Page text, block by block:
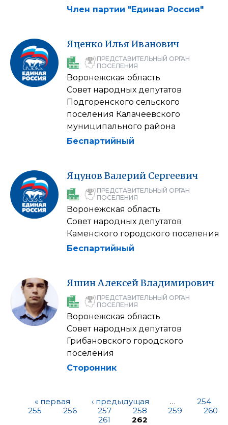
Член партии "Единая Россия"
Яценко ИльяИванович
ПРЕДСТАВИТЕЛЬНЫЙ ОРГАН
ПОСЕЛЕНИЯ
Воронежская область
Совет народных депутатов
Подгоренского сельского
поселения Калачеевского
муниципального района
Беспартийный
Яцунов Валерий Сергеевич
ПРЕДСТАВИТЕЛЬНЫЙ ОРГАН
ПОСЕЛЕНИЯ
Воронежская область
Совет народных депутатов
Каменского городского поселения
Беспартийный
Яшин АлексейВладимирович
ПРЕДСТАВИТЕЛЬНЫЙ ОРГАН
ПОСЕЛЕНИЯ
Воронежская область
Совет народных депутатов
Грибановского городского
поселения
Сторонник
« первая ‹ предыдущая …
254
255
256 257 258 259
260
261
262